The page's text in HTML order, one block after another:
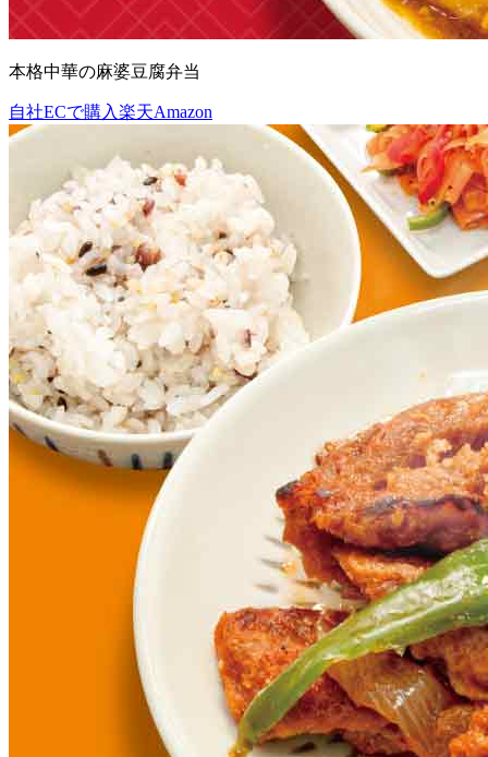
本格中華の⿇婆⾖腐弁当
自社ECで購入楽天Amazon